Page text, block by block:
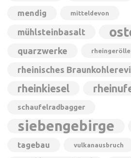
mendig mitteldevon
mühlsteinbasalt
quarzwerke rheingerölle
rheinisches
rheinkiesel
schaufelradbagger
siebengebirge
tagebau vulkanausbruch